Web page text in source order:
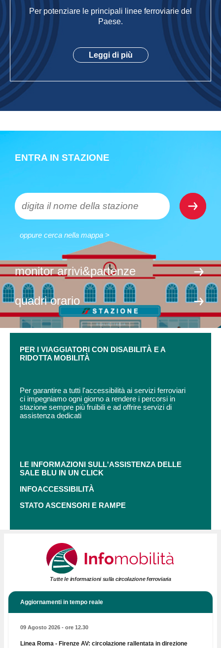
Per potenziare le principali linee ferroviarie del
Paese.
Leggi di più
ENTRA IN STAZIONE
digita il nome della stazione
oppure cerca nella mappa >
monitor arrivi&partenze
quadri orario
PER I VIAGGIATORI CON DISABILITÀ E A
RIDOTTA MOBILITÀ
Per garantire a tutti l'accessibilità ai servizi ferroviari
ci impegniamo ogni giorno a rendere i percorsi in
stazione sempre più fruibili e ad offrire servizi di
assistenza dedicati
LE INFORMAZIONI SULL'ASSISTENZA DELLE
SALE BLU IN UN CLICK
INFOACCESSIBILITÀ
STATO ASCENSORI E RAMPE
Tutte le informazioni sulla circolazione ferroviaria
Aggiornamenti in tempo reale
09 Agosto 2026 - ore 12.30
Linea Roma - Firenze AV: circolazione rallentata in direzione